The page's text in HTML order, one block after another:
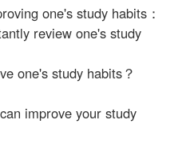
one's study habits：
review one's study
one's study habits？
improve your study